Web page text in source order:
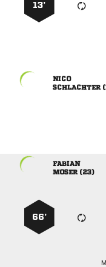
13’



 
66’